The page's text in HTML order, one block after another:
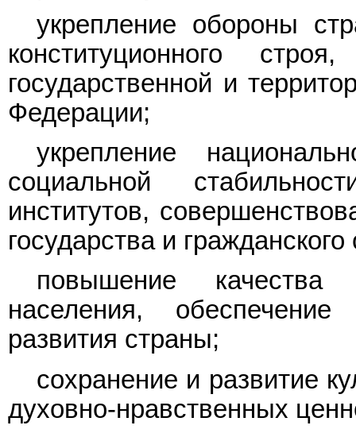
укрепление обороны
конституционного
государственной и
Федерации;
укрепление
социальной
институтов,
государства и
повышение качества
населения, обеспечение
развития страны;
сохранение и развитие
духовно-нравственных